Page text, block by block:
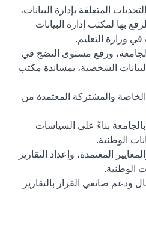
المتعلقة بإدارة البيانات،
بها لمكتب إدارة البيانات
في وزارة التعليم.
ورفع مستوى النضج في
الشخصية، بمساندة مكتب
والمشتركة المعتمدة من
بناءً على السياسات
الوطنية.
المعتمدة، وإعداد التقارير
الوطنية.
ودعم صانعي القرار بالتقارير